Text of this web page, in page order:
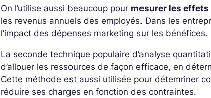
On l’utilise aussi beaucoup pour mesurer les effets
les revenus annuels des employés. Dans les
l’impact des dépenses marketing sur les bénéfices.
La seconde technique populaire d’analyse
d’allouer les ressources de façon efficace, en
Cette méthode est aussi utilisée pour détemriner
réduire ses charges en fonction des contraintes.